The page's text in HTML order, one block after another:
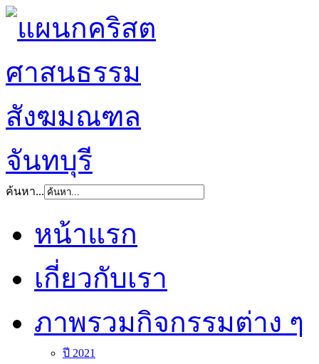
ค้นหา...
หน้าแรก
เกี่ยวกับเรา
ภาพรวมกิจกรรมต่าง ๆ
ปี 2021